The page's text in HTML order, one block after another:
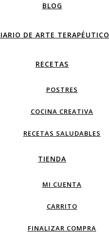
BLOG
DE ARTE TERAPÉUTICO
RECETAS
POSTRES
COCINA CREATIVA
RECETAS SALUDABLES
TIENDA
MI CUENTA
CARRITO
FINALIZAR COMPRA